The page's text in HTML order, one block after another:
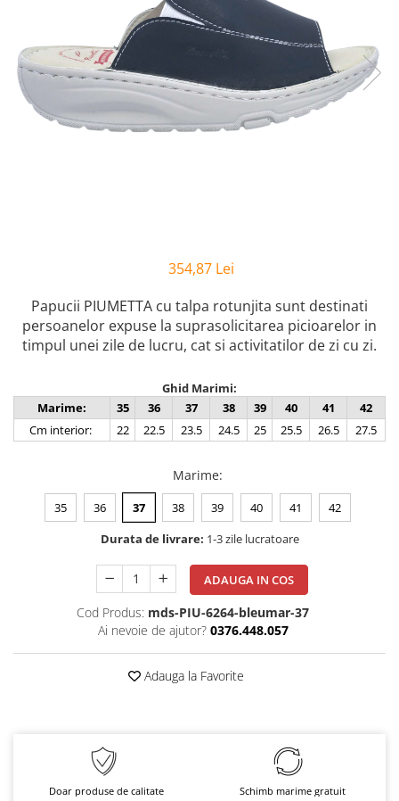
Vesna
Dr. Feet
354,87 Lei
Papucii PIUMETTA cu talpa rotunjita sunt destinati
persoanelor expuse la suprasolicitarea picioarelor in
timpul unei zile de lucru, cat si activitatilor de zi cu zi.
Ghid Marimi:
Marime:
35 36 37 38 39 40 41
42
Cm interior:
22 22.5 23.5 24.5 25 25.5 26.5 27.5
Marime:
35 36 37 38 39 40 41
42
Durata de livrare: 1-3 zile lucratoare
ADAUGA IN COS
Cod Produs: mds-PIU-6264-bleumar-37
Ai nevoie de ajutor? 0376.448.057
Adauga la Favorite
Doar produse de calitate Schimb marime gratuit